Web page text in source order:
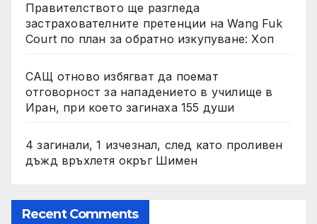
Правителството ще разгледа
застрахователните претенции на Wang Fuk
Court по план за обратно изкупуване: Хоп
САЩ отново избягват да поемат
отговорност за нападението в училище в
Иран, при което загинаха 155 души
4 загинали, 1 изчезнал, след като проливен
дъжд връхлетя окръг Шимен
Recent Comments